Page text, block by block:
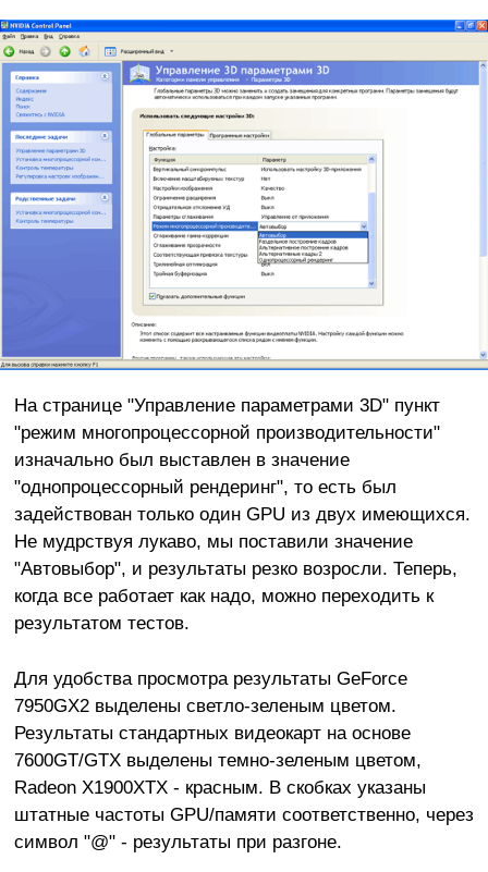
На странице "Управление параметрами 3D" пункт
"режим многопроцессорной производительности"
изначально был выставлен в значение
"однопроцессорный рендеринг", то есть был
задействован только один GPU из двух имеющихся.
Не мудрствуя лукаво, мы поставили значение
"Автовыбор", и результаты резко возросли. Теперь,
когда все работает как надо, можно переходить к
результатом тестов.
Для удобства просмотра результаты GeForce
7950GX2 выделены светло-зеленым цветом.
Результаты стандартных видеокарт на основе
7600GT/GTX выделены темно-зеленым цветом,
Radeon X1900XTX - красным. В скобках указаны
штатные частоты GPU/памяти соответственно, через
символ "@" - результаты при разгоне.